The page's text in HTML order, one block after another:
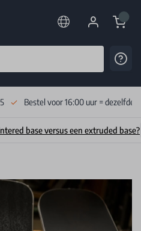
Cart
Bestel voor 16:00 uur = dezelfde
base versus een extruded base?